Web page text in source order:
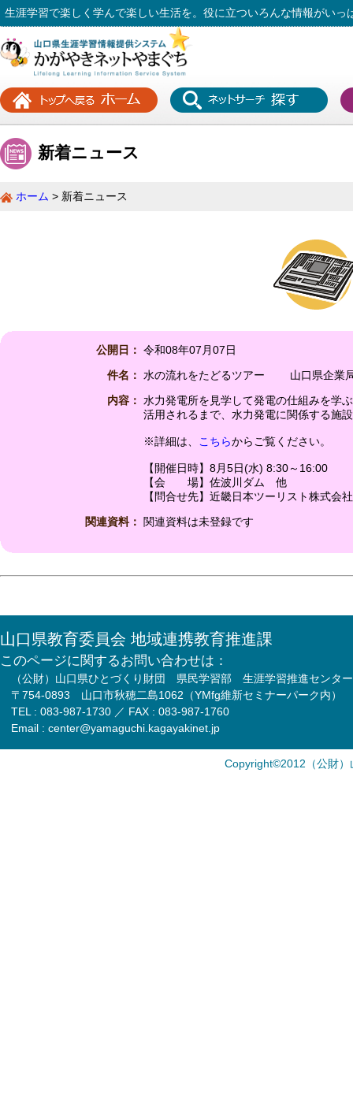
生涯学習で楽しく学んで楽しい生活を。役に立ついろんな情報がいっ
新着ニュース
ホーム 新着ニュース
公開日： 令和08年07月07日
件名： 水の流れをたどるツアー 山口県企業
内容： 水力発電所を見学して発電の仕組みを学
活用されるまで、水力発電に関係する施
※詳細は、 こちらからご覧ください。
【開催日時】8月5日(水) 8:30～16:00
【会 場】佐波川ダム 他
【問合せ先】近畿日本ツーリスト株
関連資料： 関連資料は未登録です
山口県教育委員会 地域連携教育推進課
このページに関するお問い合わせは：
（公財）山口県ひとづくり財団 県民学習部 生涯学習推進センター
〒754-0893 山口市秋穂二島1062（YMfg維新セミナーパーク内）
TEL : 083-987-1730 ／ FAX : 083-987-1760
Email : center@yamaguchi.kagayakinet.jp
Copyright©2012（公財）